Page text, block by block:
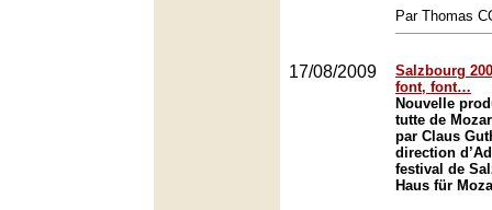
Par Thomas
17/08/2009
Salzbourg
font, font…
Nouvelle
tutte de
par Claus
direction
festival de
Haus für